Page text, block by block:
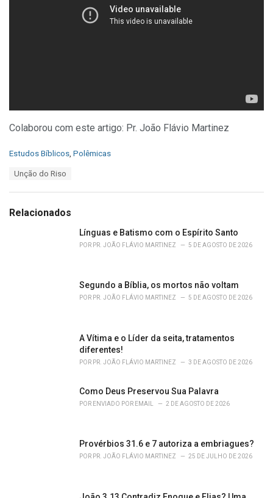
Colaborou com este artigo: Pr. João Flávio Martinez
C
o
r
Estudos Bíblicos, Polêmicas
:
Unção do Riso
Relacionados
Línguas e Batismo com o Espírito Santo
POR PR. JOÃO FLÁVIO MARTINEZ 5 DE AGOSTO DE 2026
Segundo a Bíblia, os mortos não voltam
POR PR. JOÃO FLÁVIO MARTINEZ 5 DE AGOSTO DE 2026
A Vítima e o Líder da seita, tratamentos
diferentes!
POR PR. JOÃO FLÁVIO MARTINEZ 3 DE AGOSTO DE 2026
Como Deus Preservou Sua Palavra
POR ENVIADO POR EMAIL 2 DE AGOSTO DE 2026
Provérbios 31.6 e 7 autoriza a embriagues?
POR PR. JOÃO FLÁVIO MARTINEZ 25 DE JULHO DE 2026